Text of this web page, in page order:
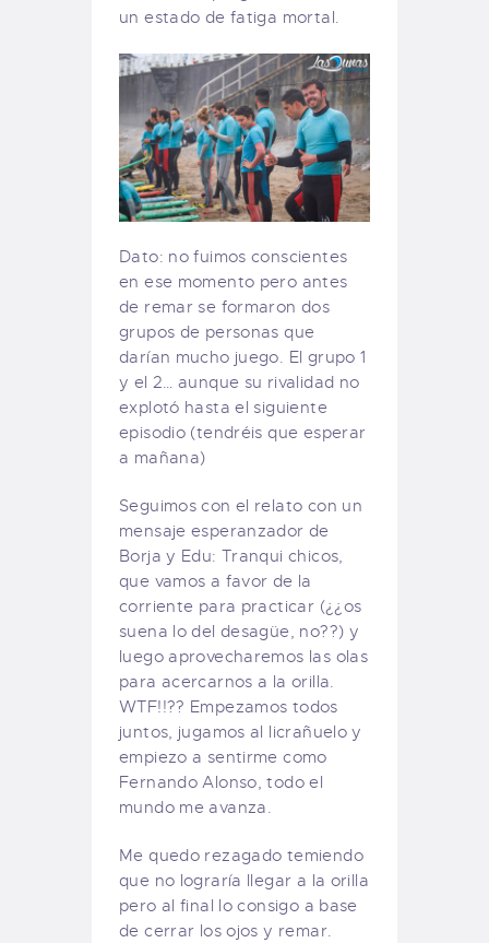
un estado de fatiga mortal.
Dato: no fuimos conscientes
en ese momento pero antes
de remar se formaron dos
grupos de personas que
darían mucho juego. El grupo 1
y el 2… aunque su rivalidad no
explotó hasta el siguiente
episodio (tendréis que esperar
a mañana)
Seguimos con el relato con un
mensaje esperanzador de
Borja y Edu: Tranqui chicos,
que vamos a favor de la
corriente para practicar (¿¿os
suena lo del desagüe, no??) y
luego aprovecharemos las olas
para acercarnos a la orilla.
WTF!!?? Empezamos todos
juntos, jugamos al licrañuelo y
empiezo a sentirme como
Fernando Alonso, todo el
mundo me avanza.
Me quedo rezagado temiendo
que no lograría llegar a la orilla
pero al final lo consigo a base
de cerrar los ojos y remar.